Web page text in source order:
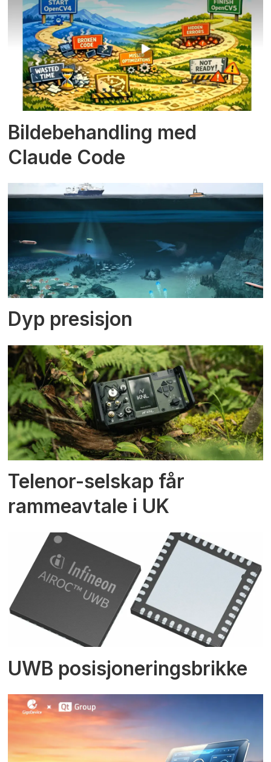
Bildebehandling med
Claude Code
Dyp presisjon
Telenor-selskap får
rammeavtale i UK
UWB posisjoneringsbrikke